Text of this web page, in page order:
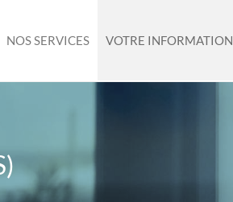
NOS SERVICES VOTRE INFORMATION